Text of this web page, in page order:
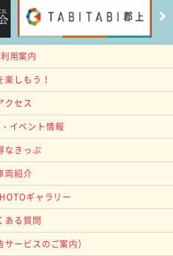
用案内
楽しもう！
クセス
イベント情報
なきっぷ
両紹介
ギャラリー
ある質問
サービスのご案内）